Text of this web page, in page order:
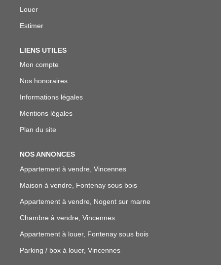
Louer
Estimer
LIENS UTILES
Mon compte
Nos honoraires
Informations légales
Mentions légales
Plan du site
NOS ANNONCES
Appartement à vendre, Vincennes
Maison à vendre, Fontenay sous bois
Appartement à vendre, Nogent sur marne
Chambre à vendre, Vincennes
Appartement à louer, Fontenay sous bois
Parking / box à louer, Vincennes